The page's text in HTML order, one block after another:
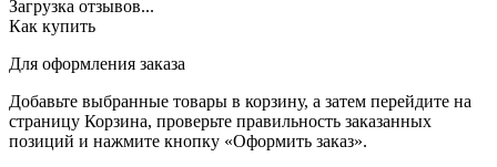
Загрузка отзывов...
Как купить
Для оформления заказа
Добавьте выбранные товары в корзину, а затем перейдите на
страницу Корзина, проверьте правильность заказанных
позиций и нажмите кнопку «Оформить заказ».